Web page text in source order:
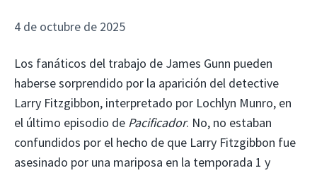
4 de octubre de 2025
Los fanáticos del trabajo de James Gunn pueden
haberse sorprendido por la aparición del detective
Larry Fitzgibbon, interpretado por Lochlyn Munro, en
el último episodio de Pacificador. No, no estaban
confundidos por el hecho de que Larry Fitzgibbon fue
asesinado por una mariposa en la temporada 1 y